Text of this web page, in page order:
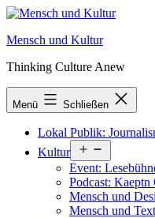
Zum
springen
Mensch und Kultur
Thinking Culture Anew
Menü Schließen
Lokal Publik:
Kultur
öffnen
Event:
Podcast: Kaeptn
Mensch und
Mensch und Text